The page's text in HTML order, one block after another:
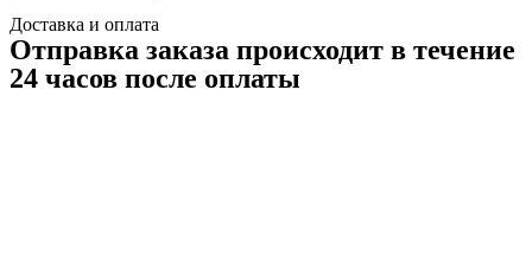
Доставка и оплата
Отправка заказа происходит в течение
24 часов после оплаты